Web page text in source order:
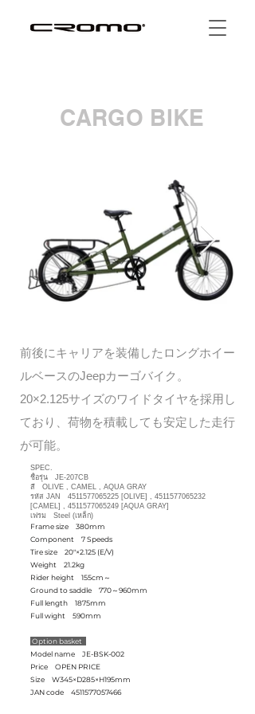
CARGO BIKE
前後にキャリアを装備したロングホイー
ルベースのJeepカーゴバイク。
20×2.125サイズのワイドタイヤを採用し
ており、荷物を積載しても安定した走行
が可能。
SPEC.
ชื่อรุ่น JE-207CB
สี OLIVE , CAMEL , AQUA GRAY
รหัส JAN
4511577065225 [OLIVE] , 4511577065232
[CAMEL] , 4511577065249 [AQUA GRAY]
เฟรม Steel (เหล็ก)
Frame size 380mm
Component 7 Speeds
Tire size 20"×2.125 (E/V)
Weight 21.2kg
Rider height 155cm～
Ground to saddle 770～960mm
Full length 1875mm
Full wight 590mm
Option basket
Model name JE-BSK-002
Price OPEN PRICE
Size W345×D285×H195mm
JAN code 4511577057466